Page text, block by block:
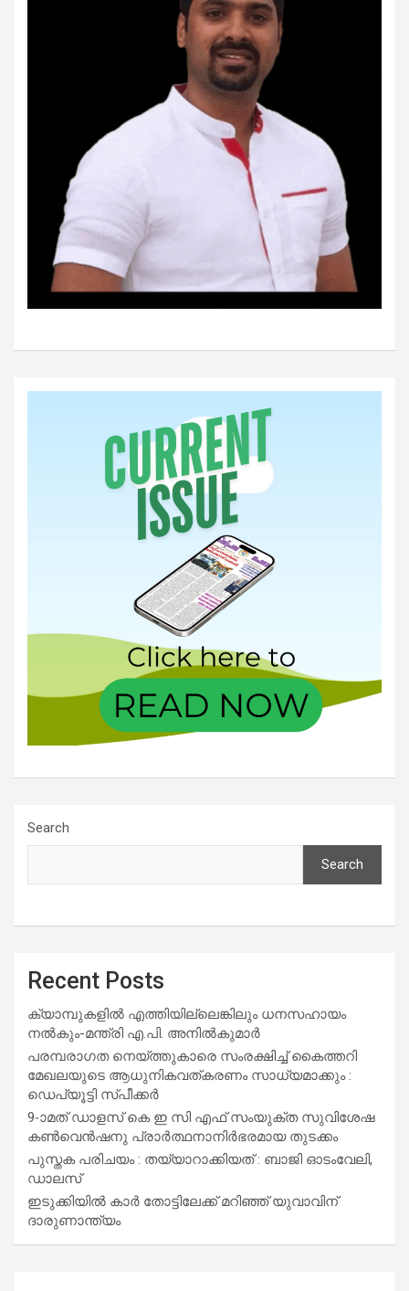
Search
Search
Recent Posts
ക്യാമ്പുകളിൽ എത്തിയില്ലെങ്കിലും ധനസഹായം
നൽകും-മന്ത്രി എ.പി. അനിൽകുമാർ
പരമ്പരാഗത നെയ്ത്തുകാരെ സംരക്ഷിച്ച് കൈത്തറി
മേഖലയുടെ ആധുനികവത്കരണം സാധ്യമാക്കും :
ഡെപ്യൂട്ടി സ്പീക്കർ
9-ാമത് ഡാളസ് കെ ഇ സി എഫ് സംയുക്ത സുവിശേഷ
കൺവെൻഷനു പ്രാർത്ഥനാനിർഭരമായ തുടക്കം
പുസ്തക പരിചയം : തയ്യാറാക്കിയത് : ബാജി ഓടംവേലി,
ഡാലസ്
ഇടുക്കിയിൽ കാർ തോട്ടിലേക്ക് മറിഞ്ഞ് യുവാവിന്
ദാരുണാന്ത്യം